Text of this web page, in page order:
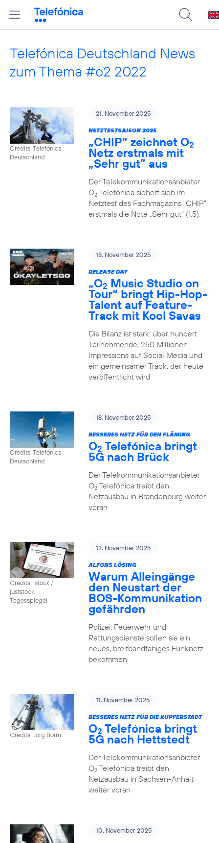
Telefónica Deutschland News
zum Thema #o2 2022
Credits: Telefónica
Deutschland
21. November 2025
NETZTESTSAISON 2025
„CHIP” zeichnet O2
Netz erstmals mit
„Sehr gut” aus
Der Telekommunikationsanbieter
O2Telefónica sichert sich im
Netztest des Fachmagazins „CHIP”
erstmals die Note „Sehr gut“ (1,5).
18. November 2025
RELEASE DAY
„O2 Music Studio on
Tour“ bringt Hip-Hop-
Talent auf Feature-
Track mit Kool Savas
Die Bilanz ist stark: über hundert
Teilnehmende, 250 Millionen
Impressions auf Social Media und
ein gemeinsamer Track, der heute
veröffentlicht wird
Credits: Telefónica
Deutschland
18. November 2025
BESSERES NETZ FÜR DEN FLÄMING
O2 Telefónica bringt
5G nach Brück
Der Telekommunikationsanbieter
O2Telefónica treibt den
Netzausbau in Brandenburg weiter
voran
Credits: istock /
juststock,
Tagesspiegel
12. November 2025
ALFONS LÖSING
Warum Alleingänge
den Neustart der
BOS-Kommunikation
gefährden
Polizei, Feuerwehr und
Rettungsdienste sollen sie ein
neues, breitbandfähiges Funknetz
bekommen
Credits: Jörg Borm
11. November 2025
BESSERES NETZ FÜR DIE KUPFERSTADT
O2 Telefónica bringt
5G nach Hettstedt
Der Telekommunikationsanbieter
O2Telefónica treibt den
Netzausbau in Sachsen-Anhalt
weiter voran
10. November 2025